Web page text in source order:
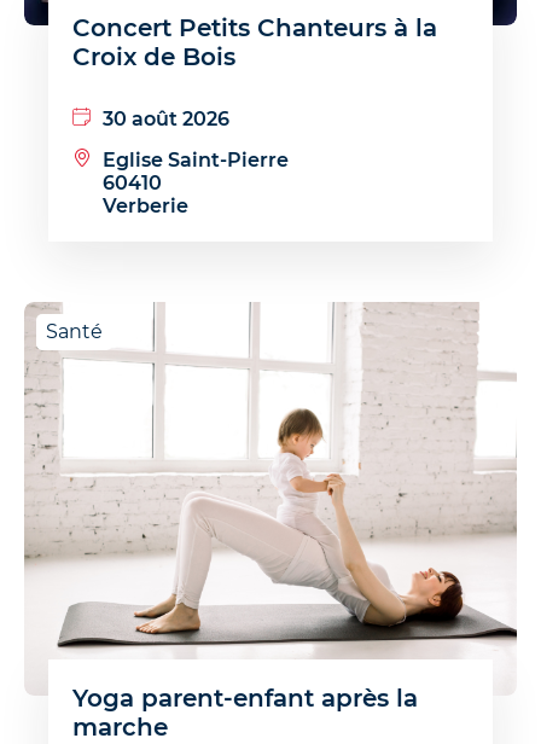
Concert Petits Chanteurs à la
Croix de Bois
30 août 2026
Eglise Saint-Pierre
60410
Verberie
Santé
Yoga parent-enfant après la
marche